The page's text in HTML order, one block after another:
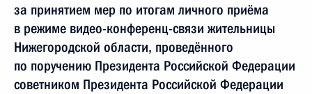
за принятием мер по итогам личного приёма
в режиме видео-конференц-связи жительницы
Нижегородской области, проведённого
по поручению Президента Российской Федерации
советником Президента Российской Федерации